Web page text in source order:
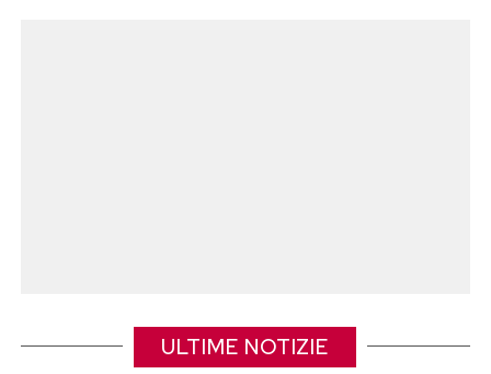
«Edoardo e Paola del trono over si stanno
ULTIME NOTIZIE